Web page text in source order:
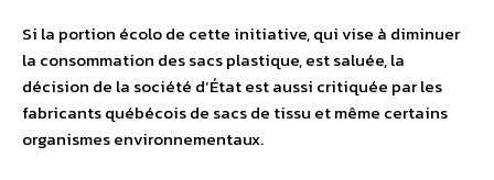
Si la portion écolo de cette initiative, qui vise à diminuer
la consommation des sacs plastique, est saluée, la
décision de la société d’État est aussi critiquée par les
fabricants québécois de sacs de tissu et même certains
organismes environnementaux.